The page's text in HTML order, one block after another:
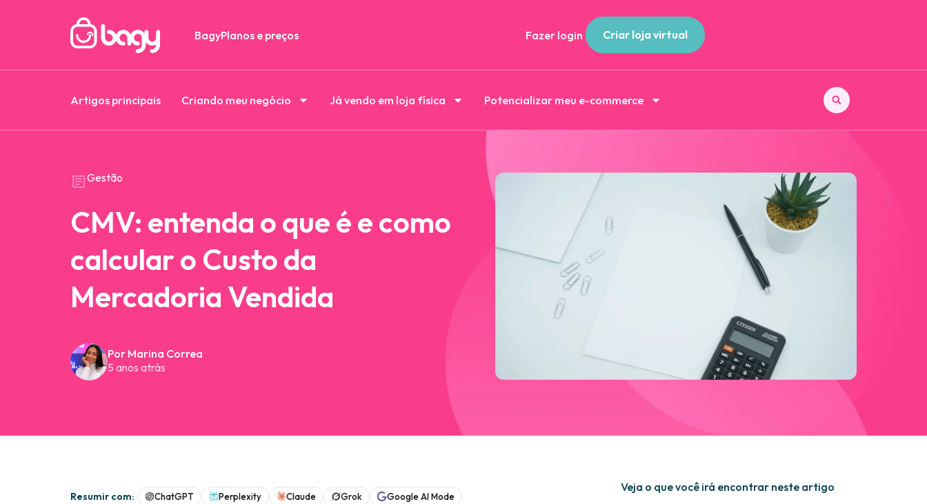
BagyPlanos e preços Fazer login Criar loja virtual
Artigos principais Criando meu negócio Já vendo em loja física Potencializar meu e-commerce
Gestão
CMV: entenda o que é e como
calcular o Custo da
Mercadoria Vendida
Por Marina Correa
5 anos atrás
Resumir com: ChatGPT Perplexity Claude Grok Google AI Mode
Veja o que você irá encontrar neste artigo